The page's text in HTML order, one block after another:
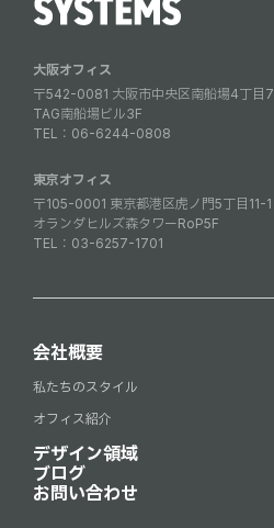
大阪オフィス
〒542-0081 大阪市中央区南船場4丁目
TAG南船場ビル3F
TEL： 06-6244-0808
東京オフィス
〒105-0001 東京都港区虎ノ門5丁目11-1
オランダヒルズ森タワーRoP5F
TEL： 03-6257-1701
会社概要
私たちのスタイル
オフィス紹介
デザイン領域
ブログ
お問い合わせ